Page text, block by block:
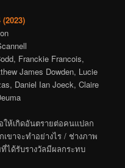
Franckie Francois,
James Dowden, Lucie
Daniel Ian Joeck, Claire
ห้เกิดอันตรายต่อคนแปลก
ขาจะทำอย่างไร / ช่างภาพ
ได้รับรางวัลมีผลกระทบ